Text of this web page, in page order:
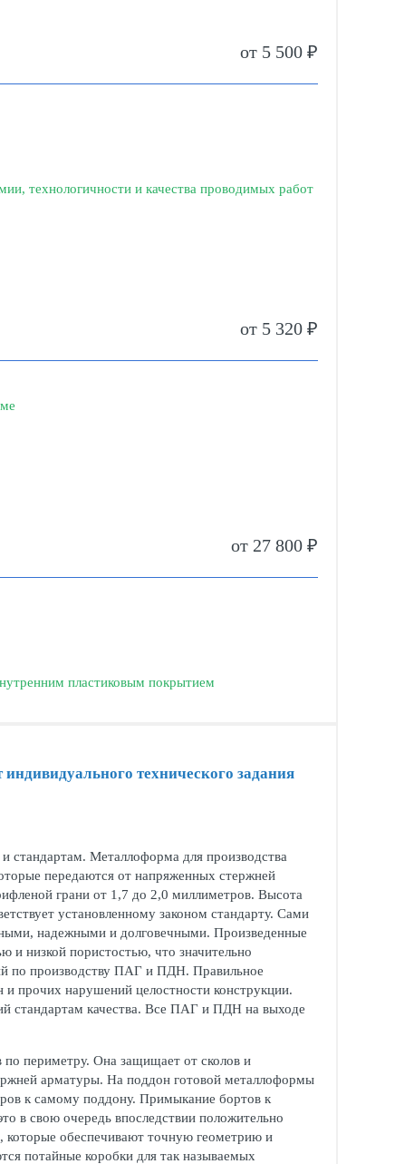
от 5 500 ₽
технологичности и качества проводимых работ
от 5 320 ₽
от 27 800 ₽
пластиковым покрытием
технического задания
стандартам. Металлоформа для производства
передаются от напряженных стержней
грани от 1,7 до 2,0 миллиметров. Высота
установленному законом стандарту. Сами
надежными и долговечными. Произведенные
низкой пористостью, что значительно
по производству ПАГ и ПДН. Правильное
и прочих нарушений целостности конструкции.
стандартам качества. Все ПАГ и ПДН на выходе
по периметру. Она защищает от сколов и
арматуры. На поддон готовой металлоформы
к самому поддону. Примыкание бортов к
в свою очередь впоследствии положительно
которые обеспечивают точную геометрию и
потайные коробки для так называемых